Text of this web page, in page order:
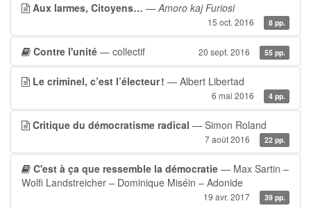
Aux larmes, Citoyens… —Amoro kaj Furiosi
15 oct. 2016 8 pp.
Contre l'unité — collectif 20 sept. 2016 55 pp.
Le criminel, c’est l’électeur ! — Albert Libertad
6 mai 2016 4 pp.
Critique du démocratisme radical — Simon Roland
7 août 2016 22 pp.
C'est à ça que ressemble la démocratie — Max Sartin –
Wolfi Landstreicher – Dominique Miséin – Adonide
19 avr. 2017 39 pp.